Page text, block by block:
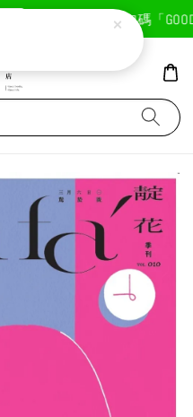
首次註冊輸入折扣碼「